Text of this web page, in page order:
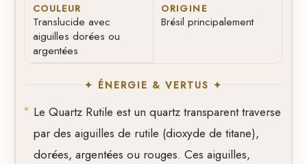
COULEUR
Translucide avec
aiguilles dorées ou
argentées
ORIGINE
Brésil principalement
✦ ÉNERGIE & VERTUS ✦
Le Quartz Rutile est un quartz transparent traverse
par des aiguilles de rutile (dioxyde de titane),
dorées, argentées ou rouges. Ces aiguilles,